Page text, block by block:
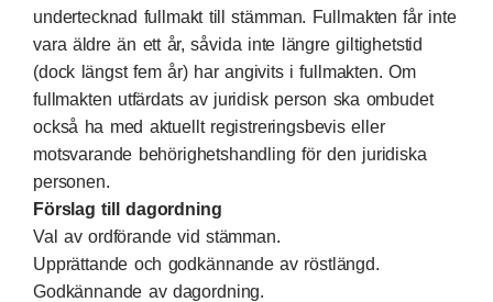
undertecknad fullmakt till stämman. Fullmakten får inte
vara äldre än ett år, såvida inte längre giltighetstid
(dock längst fem år) har angivits i fullmakten. Om
fullmakten utfärdats av juridisk person ska ombudet
också ha med aktuellt registreringsbevis eller
motsvarande behörighetshandling för den juridiska
personen.
Förslag till dagordning
Val av ordförande vid stämman.
Upprättande och godkännande av röstlängd.
Godkännande av dagordning.